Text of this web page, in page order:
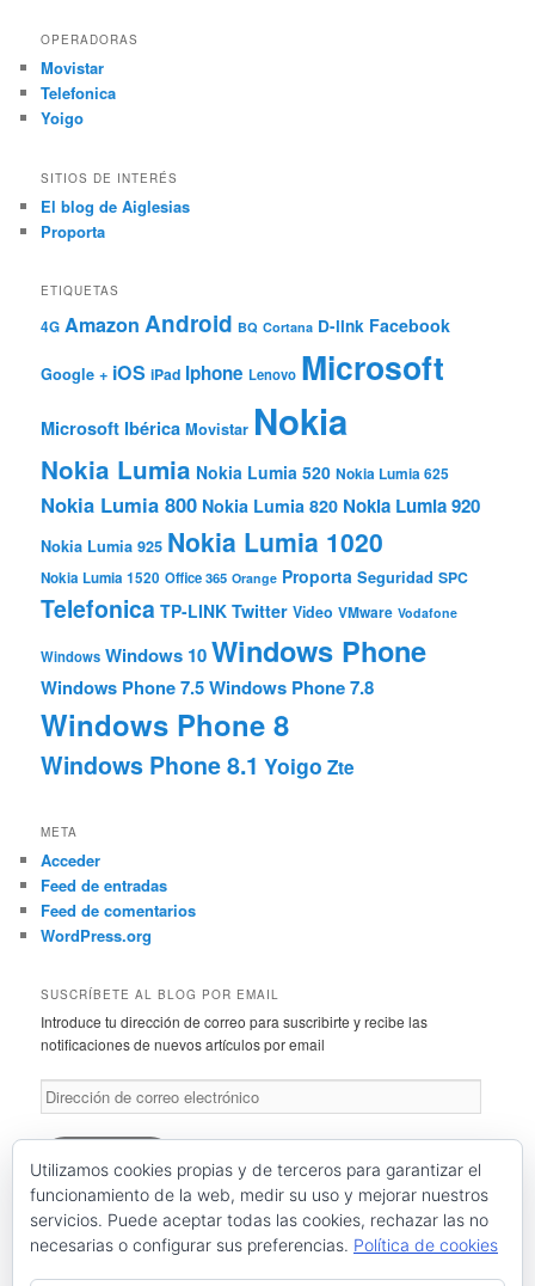
OPERADORAS
Movistar
Telefonica
Yoigo
SITIOS DE INTERÉS
El blog de Aiglesias
Proporta
ETIQUETAS
4G Amazon Android BQ Cortana D-link Facebook
Google + iOS iPad Iphone Lenovo Microsoft
Microsoft Ibérica Movistar Nokia
Nokia Lumia Nokia Lumia 520 Nokia Lumia 625
Nokia Lumia 800 Nokia Lumia 820 Nokia Lumia 920
Nokia Lumia 925 Nokia Lumia 1020
Nokia Lumia 1520 Office 365 Orange Proporta Seguridad SPC
Telefonica TP-LINK Twitter Video VMware Vodafone
Windows Windows 10Windows Phone
Windows Phone 7.5Windows Phone 7.8
Windows Phone 8
Windows Phone 8.1 Yoigo Zte
META
Acceder
Feed de entradas
Feed de comentarios
WordPress.org
SUSCRÍBETE AL BLOG POR EMAIL
Introduce tu dirección de correo para suscribirte y recibe las
notificaciones de nuevos artículos por email
Dirección
de
correo
Suscríbete
Únete a otros 46 suscriptores
RSS: Entradas
Utilizamos cookies propias y de terceros para garantizar el
funcionamiento de la web, medir su uso y mejorar nuestros
servicios. Puede aceptar todas las cookies, rechazar las no
necesarias o configurar sus preferencias. Política de cookies